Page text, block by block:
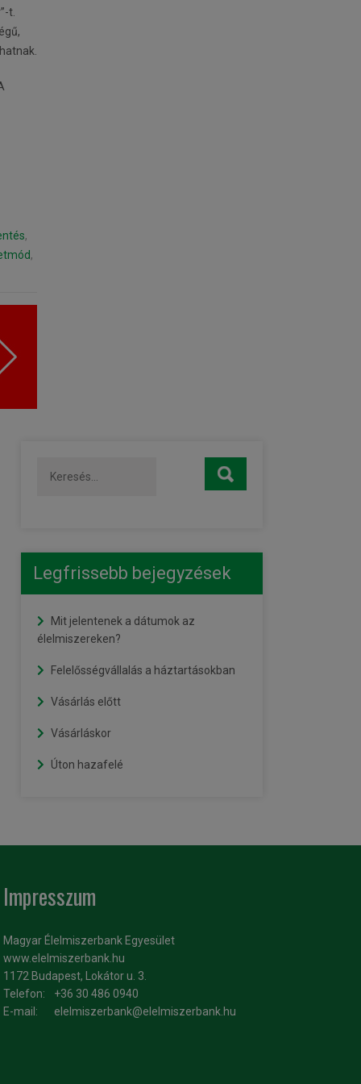
t.
,
,
Legfrissebb bejegyzések
Mit jelentenek a dátumok az
élelmiszereken?
Felelősségvállalás a háztartásokban
Vásárlás előtt
Vásárláskor
Úton hazafelé
Impresszum
Magyar Élelmiszerbank Egyesület
www.elelmiszerbank.hu
1172 Budapest, Lokátor u. 3.
Telefon:
+36 30 486 0940
E-mail:
elelmiszerbank@elelmiszerbank.hu